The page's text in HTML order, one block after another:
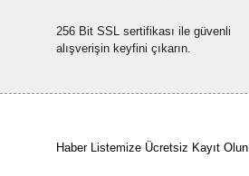
256 Bit SSL sertifikası ile güvenli
alışverişin keyfini çıkarın.
Haber Listemize Ücretsiz Kayıt Olun